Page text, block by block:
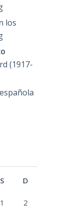
los
(1917-
S D
1 2